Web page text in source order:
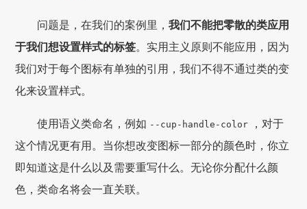
问题是，在我们的案例里，我们不能把零散的类应用
于我们想设置样式的标签。实用主义原则不能应用，因为
我们对于每个图标有单独的引用，我们不得不通过类的变
化来设置样式。
使用语义类命名，例如 --cup-handle-color ，对于
这个情况更有用。当你想改变图标一部分的颜色时，你立
即知道这是什么以及需要重写什么。无论你分配什么颜
色，类命名将会一直关联。